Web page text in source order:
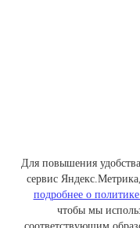
Для повышения
сервис
подробнее о
чтобы мы